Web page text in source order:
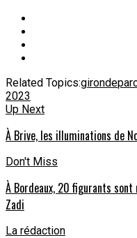
Related Topics:gironde
2023
Up Next
À Brive, les illuminations de
Don't Miss
À Bordeaux, 20 figurants
Zadi
La rédaction